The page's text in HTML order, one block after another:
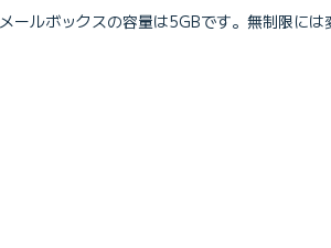
メールボックスの容量は5GBです。無制限には